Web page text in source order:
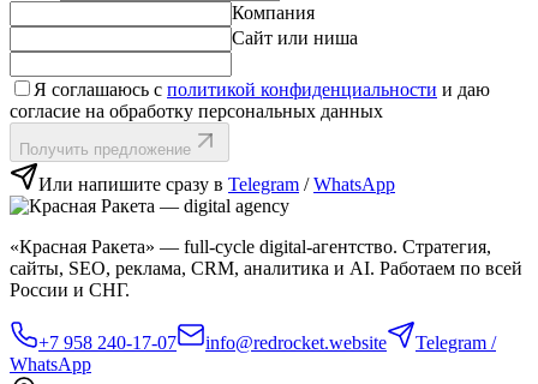
Компания
Сайт или ниша
Я соглашаюсь с политикой конфиденциальности и даю
согласие на обработку персональных данных
Получить предложение
Или напишите сразу в Telegram /WhatsApp
«Красная Ракета» — full‑cycle digital‑агентство. Стратегия,
сайты, SEO, реклама, CRM, аналитика и AI. Работаем по всей
России и СНГ.
+7 958 240‑17‑07 info@redrocket.website
Telegram /
WhatsApp